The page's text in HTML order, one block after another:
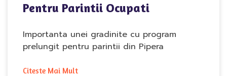
Pentru Parintii Ocupati
Importanta unei gradinite cu program
prelungit pentru parintii din Pipera
Citeste Mai Mult